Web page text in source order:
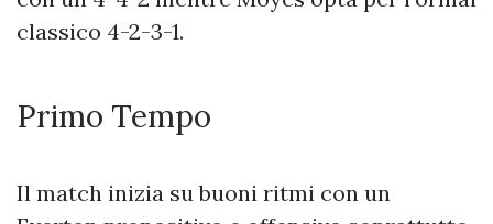
classico 4-2-3-1.
Primo Tempo
Il match inizia su buoni ritmi con un